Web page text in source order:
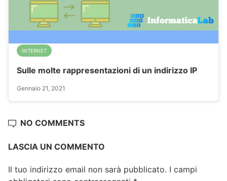
INTERNET
Sulle molte rappresentazioni di un indirizzo IP
Gennaio 21, 2021
NO COMMENTS
LASCIA UN COMMENTO
Il tuo indirizzo email non sarà pubblicato. I campi